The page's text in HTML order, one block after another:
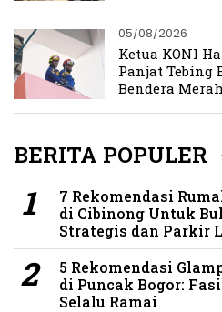
05/08/2026
Ketua KONI
Panjat Tebing
Bendera
BERITA POPULER
7 Rekomendasi
di Cibinong Untuk
Strategis dan Parkir
5 Rekomendasi
di Puncak Bogor:
Selalu Ramai